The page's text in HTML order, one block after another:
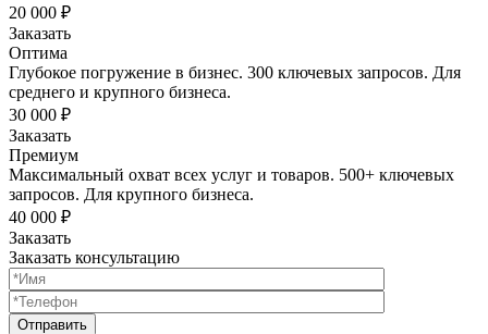
20 000 ₽
Заказать
Оптима
Глубокое погружение в бизнес. 300 ключевых запросов. Для
среднего и крупного бизнеса.
30 000 ₽
Заказать
Премиум
Максимальный охват всех услуг и товаров. 500+ ключевых
запросов. Для крупного бизнеса.
40 000 ₽
Заказать
Заказать консультацию